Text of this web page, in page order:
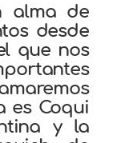
alma de
desde
que nos
es Coqui
y la